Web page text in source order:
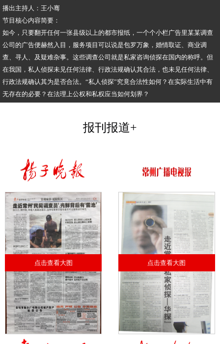
播出主持人：王小骞
节目核心内容简要：
如今，只要翻开任何一张县级以上的都市报纸，一个个小栏广告里某某调查
公司的广告便赫然入目，服务项目可以说是包罗万象，婚情取证、商业调
查、寻人、及疑难杂事。这些调查公司就是私家咨询侦探在国内的称呼。但
在我国，私人侦探未见任何法律、行政法规确认其合法，也未见任何法律、
行政法规确认其为是否合法。“私人侦探”究竟合法性如何？在实际生活中有
无存在的必要？在法理上公权和私权应当如何划界？
报刊报道+
点击查看大图 点击查看大图